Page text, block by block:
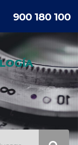
900 180 100